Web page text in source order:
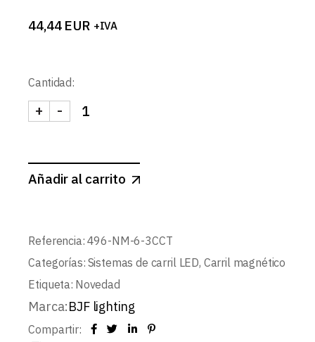
44,44 EUR +IVA
Cantidad:
FOCO CARRIL MAGNETICO LINEAL
-
+
Añadir al carrito
Referencia: 496-NM-6-3CCT
Categorías: Sistemas de carril LED, Carril magnético
Etiqueta: Novedad
Marca:BJF lighting
Compartir: